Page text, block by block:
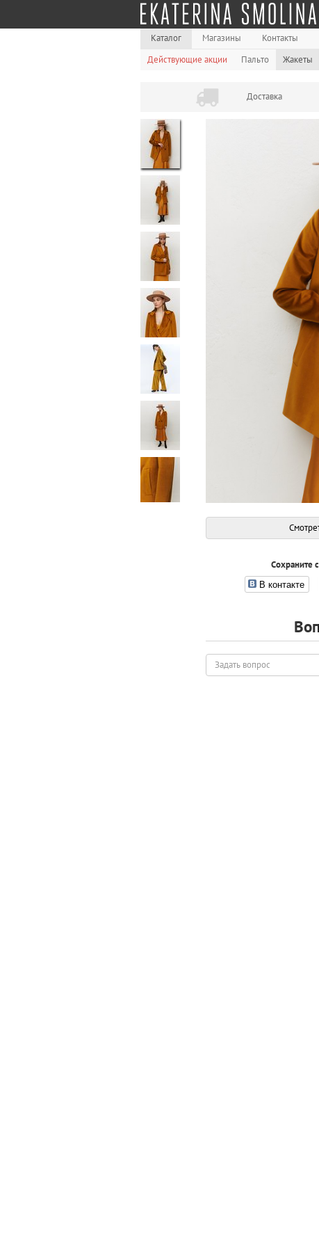
Каталог Магазины Контакты
Действующие акции
Пальто Жакеты
Доставка
Сохраните
В контакте
Задать
вопрос